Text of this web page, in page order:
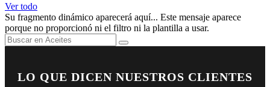
Ver todo
Su fragmento dinámico aparecerá aquí... Este mensaje aparece
porque no proporcionó ni el filtro ni la plantilla a usar.
LO QUE DICEN NUESTROS CLIENTES